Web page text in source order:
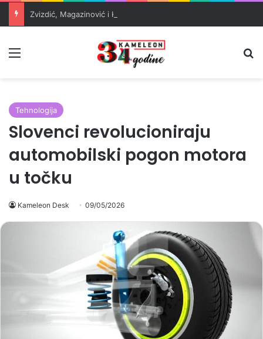
Tehnologija
Slovenci revolucioniraju
automobilski pogon motora
u točku
Kameleon Desk 09/05/2026